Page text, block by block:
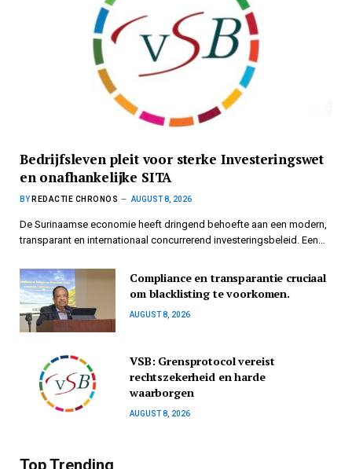
Bedrijfsleven pleit voor sterke Investeringswet
en onafhankelijke SITA
BY REDACTIE CHRONOS AUGUST 8, 2026
De Surinaamse economie heeft dringend behoefte aan een modern,
transparant en internationaal concurrerend investeringsbeleid. Een…
Compliance en transparantie cruciaal
om blacklisting te voorkomen.
AUGUST 8, 2026
VSB: Grensprotocol vereist
rechtszekerheid en harde
waarborgen
AUGUST 8, 2026
Top Trending